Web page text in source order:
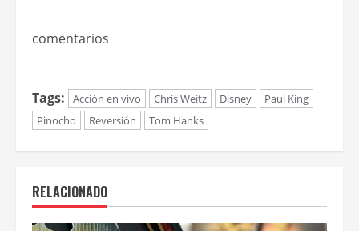
comentarios
Tags: Acción en vivo Chris Weitz Disney
Paul King
Pinocho
Reversión Tom Hanks
RELACIONADO